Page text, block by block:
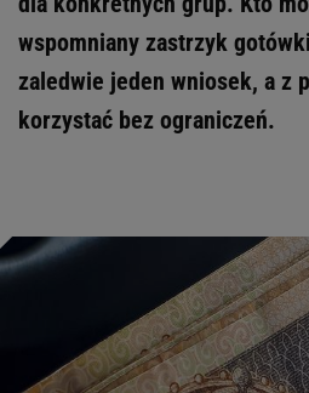
wspomniany zastrzyk
zaledwie jeden wniosek, a z
korzystać bez ograniczeń.